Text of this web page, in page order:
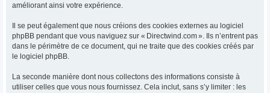
améliorant ainsi votre expérience.
Il se peut également que nous créions des cookies externes au logiciel
phpBB pendant que vous naviguez sur « Directwind.com ». Ils n’entrent pas
dans le périmètre de ce document, qui ne traite que des cookies créés par
le logiciel phpBB.
La seconde manière dont nous collectons des informations consiste à
utiliser celles que vous nous fournissez. Cela inclut, sans s’y limiter : les